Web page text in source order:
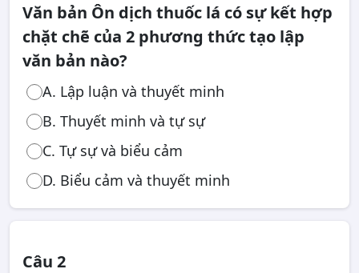
Văn bản Ôn dịch thuốc lá có sự kết hợp
chặt chẽ của 2 phương thức tạo lập
văn bản nào?
A. Lập luận và thuyết minh
B. Thuyết minh và tự sự
C. Tự sự và biểu cảm
D. Biểu cảm và thuyết minh
Câu 2